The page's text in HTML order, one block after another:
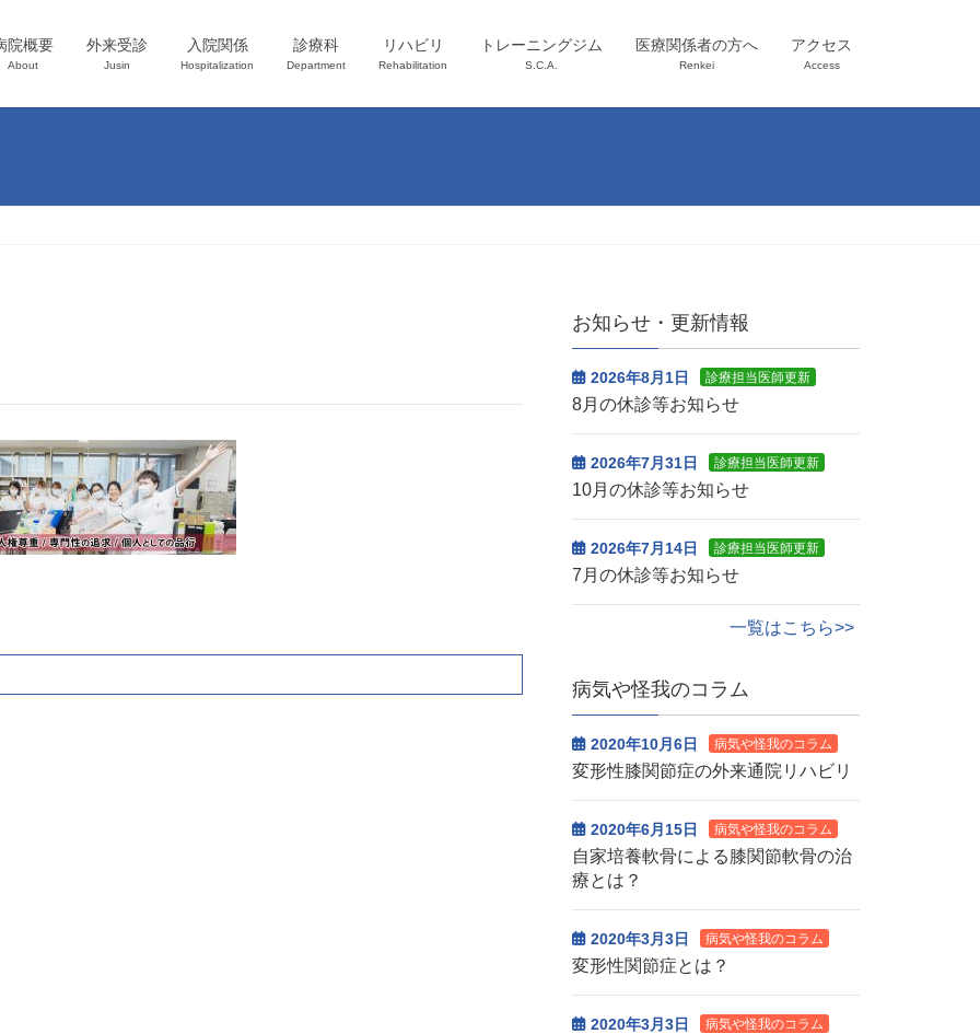
院概要
About
外来受診
Jusin
入院関係
Hospitalization
診療科
Department
リハビリ
Rehabilitation
トレーニングジム
S.C.A.
医療関係者の方へ
Renkei
アクセス
Access
お知らせ・更新情報
2026年8月1日 診療担当医師更新
8月の休診等お知らせ
2026年7月31日 診療担当医師更新
10月の休診等お知らせ
2026年7月14日 診療担当医師更新
7月の休診等お知らせ
一覧はこちら>>
病気や怪我のコラム
2020年10月6日 病気や怪我のコラム
変形性膝関節症の外来通院リハビリ
2020年6月15日 病気や怪我のコラム
自家培養軟骨による膝関節軟骨の治
療とは？
2020年3月3日 病気や怪我のコラム
変形性関節症とは？
2020年3月3日 病気や怪我のコラム